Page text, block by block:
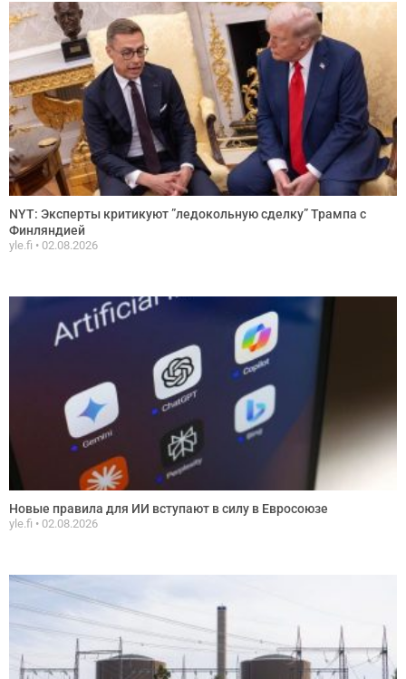
NYT: Эксперты критикуют ”ледокольную сделку” Трампа с
Финляндией
yle.fi 02.08.2026
Новые правила для ИИ вступают в силу в Евросоюзе
yle.fi 02.08.2026